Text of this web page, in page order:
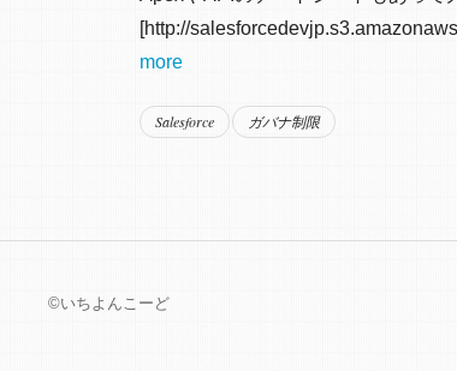
[http://
more
Salesforce ガバナ制限
©いちよんこーど